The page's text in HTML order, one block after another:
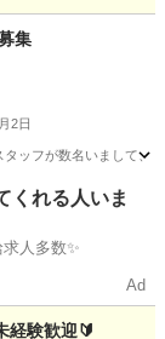
集
2日
ッフが数名いまして
くれる人いま
時給求人多数✨
Ad
経験歓迎🔰